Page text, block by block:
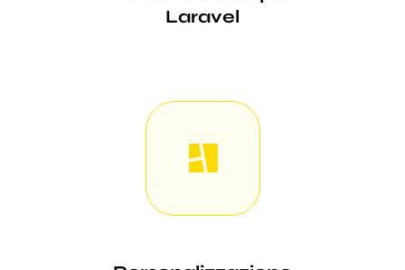
Laravel